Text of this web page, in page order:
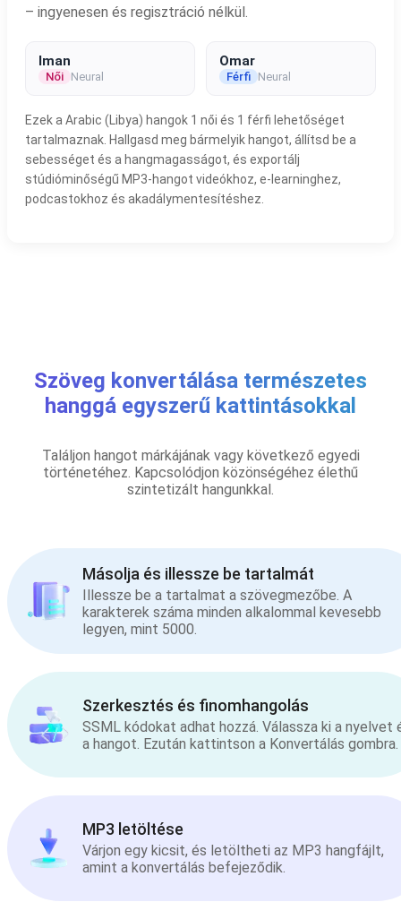
– ingyenesen és regisztráció nélkül.
Iman
Női Neural
Omar
Férfi Neural
Ezek a Arabic (Libya) hangok 1 női és 1 férfi lehetőséget
tartalmaznak. Hallgasd meg bármelyik hangot, állítsd be a
sebességet és a hangmagasságot, és exportálj
stúdióminőségű MP3-hangot videókhoz, e-learninghez,
podcastokhoz és akadálymentesítéshez.
Szöveg konvertálása természetes
hanggá egyszerű kattintásokkal
Találjon hangot márkájának vagy következő egyedi
történetéhez. Kapcsolódjon közönségéhez élethű
szintetizált hangunkkal.
Másolja és illessze be tartalmát
Illessze be a tartalmat a szövegmezőbe. A
karakterek száma minden alkalommal kevesebb
legyen, mint 5000.
Szerkesztés és finomhangolás
SSML kódokat adhat hozzá. Válassza ki a nyelvet
a hangot. Ezután kattintson a Konvertálás gombra.
MP3 letöltése
Várjon egy kicsit, és letöltheti az MP3 hangfájlt,
amint a konvertálás befejeződik.